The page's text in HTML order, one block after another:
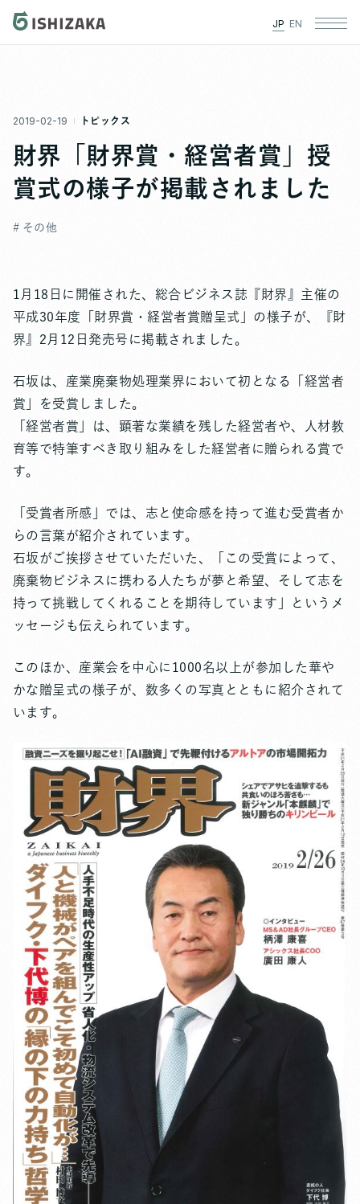
JP EN
2019-02-19 トピックス
財界「財界賞・経営者賞」授
賞式の様子が掲載されました
# その他
1月18日に開催された、総合ビジネス誌『財界』主催の
平成30年度「財界賞・経営者賞贈呈式」の様子が、『財
界』2月12日発売号に掲載されました。
石坂は、産業廃棄物処理業界において初となる「経営者
賞」を受賞しました。
「経営者賞」は、顕著な業績を残した経営者や、人材教
育等で特筆すべき取り組みをした経営者に贈られる賞で
す。
「受賞者所感」では、志と使命感を持って進む受賞者か
らの言葉が紹介されています。
石坂がご挨拶させていただいた、「この受賞によって、
廃棄物ビジネスに携わる人たちが夢と希望、そして志を
持って挑戦してくれることを期待しています」というメ
ッセージも伝えられています。
このほか、産業会を中心に1000名以上が参加した華や
かな贈呈式の様子が、数多くの写真とともに紹介されて
います。